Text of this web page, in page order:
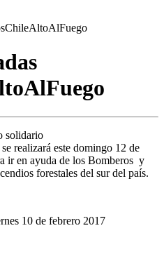
solidario
realizará este domingo 12 de
ir en ayuda de los Bomberos y
forestales del sur del país.
10 de febrero 2017